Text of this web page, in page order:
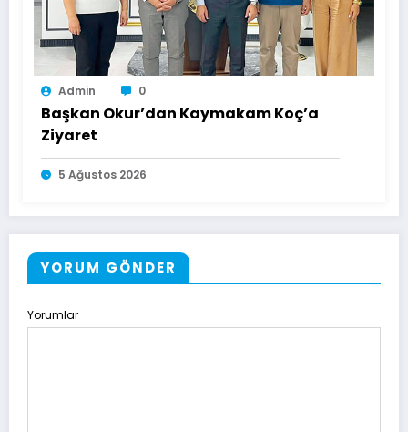
Admin 0
Başkan Okur’dan Kaymakam Koç’a
Ziyaret
5 Ağustos 2026
YORUM GÖNDER
Yorumlar